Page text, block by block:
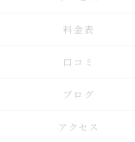
料金表
口コミ
ブログ
アクセス